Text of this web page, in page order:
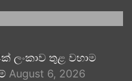
ලංකාව තුළ වහාම
August 6, 2026